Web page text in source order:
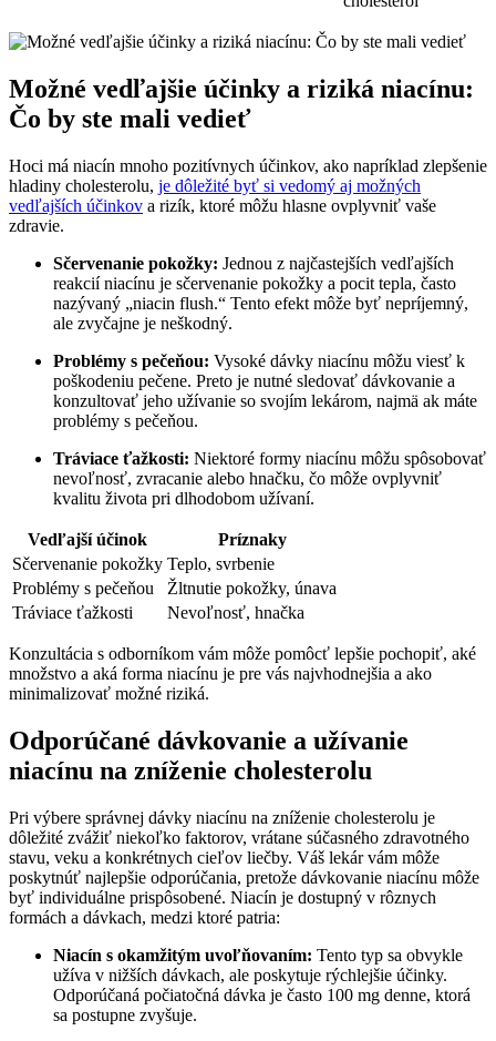
Možné vedľajšie účinky a riziká niacínu:
Čo by ste mali vedieť
Hoci má niacín mnoho pozitívnych účinkov, ako napríklad zlepšenie
hladiny cholesterolu, je dôležité byť si vedomý aj možných
vedľajších účinkov a rizík, ktoré môžu hlasne ovplyvniť vaše
zdravie.
Sčervenanie pokožky: Jednou z najčastejších vedľajších
reakcií niacínu je sčervenanie pokožky a pocit tepla, často
nazývaný „niacin flush.“ Tento efekt môže byť nepríjemný,
ale zvyčajne je neškodný.
Problémy s pečeňou: Vysoké dávky niacínu môžu viesť k
poškodeniu pečene. Preto je nutné sledovať dávkovanie a
konzultovať jeho užívanie so svojím lekárom, najmä ak máte
problémy s pečeňou.
Tráviace ťažkosti: Niektoré formy niacínu môžu spôsobovať
nevoľnosť, zvracanie alebo hnačku, čo môže ovplyvniť
kvalitu života pri dlhodobom užívaní.
Vedľajší účinok
Príznaky
Sčervenanie pokožky Teplo, svrbenie
Problémy s pečeňou
Žltnutie pokožky, únava
Tráviace ťažkosti
Nevoľnosť, hnačka
Konzultácia s odborníkom vám môže pomôcť lepšie pochopiť, aké
množstvo a aká forma niacínu je pre vás najvhodnejšia a ako
minimalizovať možné riziká.
Odporúčané dávkovanie a užívanie
niacínu na zníženie cholesterolu
Pri výbere správnej dávky niacínu na zníženie cholesterolu je
dôležité zvážiť niekoľko faktorov, vrátane súčasného zdravotného
stavu, veku a konkrétnych cieľov liečby. Váš lekár vám môže
poskytnúť najlepšie odporúčania, pretože dávkovanie niacínu môže
byť individuálne prispôsobené. Niacín je dostupný v rôznych
formách a dávkach, medzi ktoré patria:
Niacín s okamžitým uvoľňovaním: Tento typ sa obvykle
užíva v nižších dávkach, ale poskytuje rýchlejšie účinky.
Odporúčaná počiatočná dávka je často 100 mg denne, ktorá
sa postupne zvyšuje.